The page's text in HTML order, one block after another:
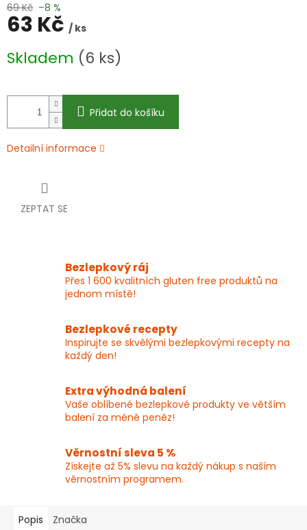
69 Kč –8 %
63 Kč / ks
cena:
Skladem (6 ks)
Přidat do košíku
Detailní informace
ZEPTAT SE
Bezlepkový ráj
Přes 1 600 kvalitních gluten free produktů na
jednom místě!
Bezlepkové recepty
Inspirujte se skvělými bezlepkovými recepty na
každý den!
Extra výhodná balení
Vaše oblíbené bezlepkové produkty ve větším
balení za méně peněz!
Věrnostní sleva 5 %
Získejte až 5% slevu na každý nákup s naším
věrnostním programem.
Popis Značka